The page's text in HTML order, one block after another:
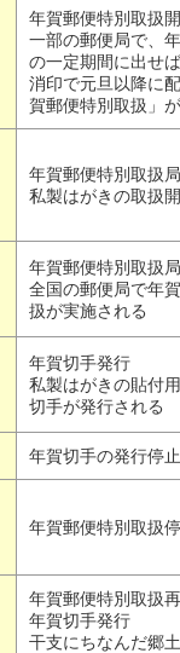
年賀郵便特別取扱
一部の郵便局で、
の一定期間に出せ
消印で元旦以降に
賀郵便特別取扱」
年賀郵便特別取扱
私製はがきの取扱
年賀郵便特別取扱
全国の郵便局で年
扱が実施される
年賀切手発行
私製はがきの貼付
切手が発行される
年賀切手の発行停止
年賀郵便特別取扱
年賀郵便特別取扱
年賀切手発行
干支にちなんだ郷